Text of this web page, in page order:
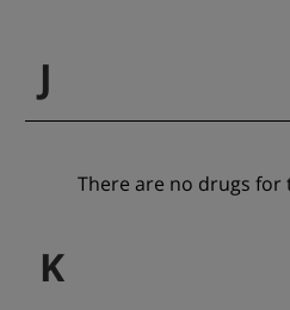
J
There are no drugs for
K